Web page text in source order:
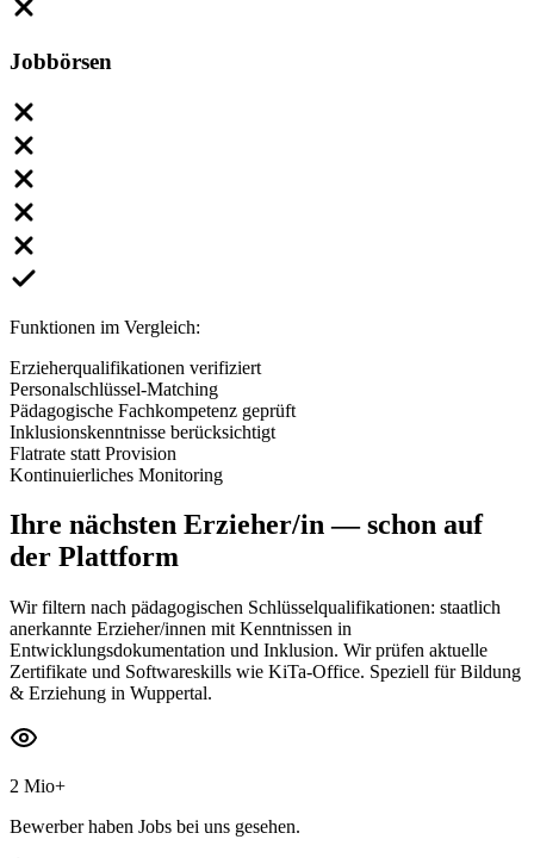
Jobbörsen
Funktionen im Vergleich:
Erzieherqualifikationen verifiziert
Personalschlüssel-Matching
Pädagogische Fachkompetenz geprüft
Inklusionskenntnisse berücksichtigt
Flatrate statt Provision
Kontinuierliches Monitoring
Ihre nächsten Erzieher/in— schon auf
der Plattform
Wir filtern nach pädagogischen Schlüsselqualifikationen: staatlich
anerkannte Erzieher/innen mit Kenntnissen in
Entwicklungsdokumentation und Inklusion. Wir prüfen aktuelle
Zertifikate und Softwareskills wie KiTa-Office. Speziell für Bildung
& Erziehung in Wuppertal.
2 Mio+
Bewerber haben Jobs bei uns gesehen.